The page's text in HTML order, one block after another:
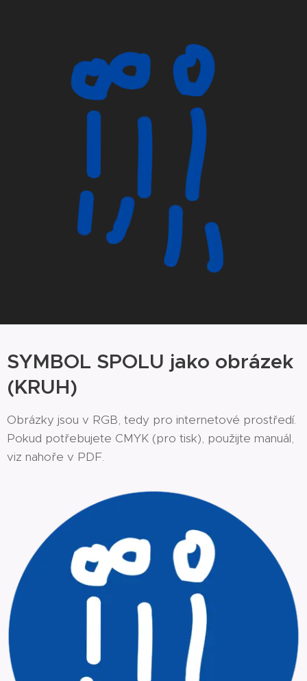
SYMBOL SPOLU jako obrázek
(KRUH)
Obrázky jsou v RGB, tedy pro internetové prostředí.
Pokud potřebujete CMYK (pro tisk), použijte manuál,
viz nahoře v PDF.